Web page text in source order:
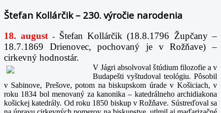
Štefan Kollárčik – 230. výročie narodenia
18. august -
Štefan Kollárčik (18.8.1796 Župčany –
18.7.1869 Drienovec, pochovaný je v Rožňave) –
cirkevný hodnostár.
V Jágri absolvoval štúdium filozofie a v
Budapešti vyštudoval teológiu. Pôsobil
v Sabinove, Prešove, potom na biskupskom úrade v Košiciach, v
roku 1834 bol menovaný za kanonika – katedrálneho archidiakona
košickej katedrály. Od roku 1850 biskup v Rožňave. Sústreďoval sa